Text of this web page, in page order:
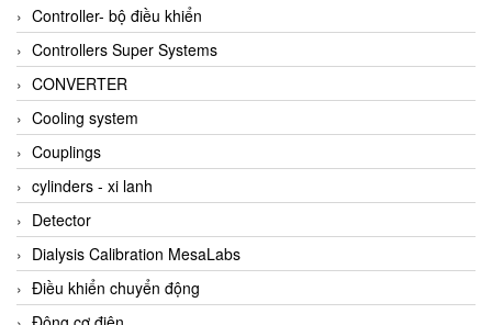
Albrecht-Automatik Viet Nam
Allen Bradley Vietnam
Alpha Moisture Vietnam
Alpha-Achem Vietnam
Alphino
ALRE-IT Vietnam
Altech
Amarillo Gear
Ametek
AMPTRON Vietnam
Controller- bộ điều khiển
Controllers Super Systems
CONVERTER
Cooling system
Couplings
cylinders - xi lanh
Detector
Dialysis Calibration MesaLabs
Điều khiển chuyển động